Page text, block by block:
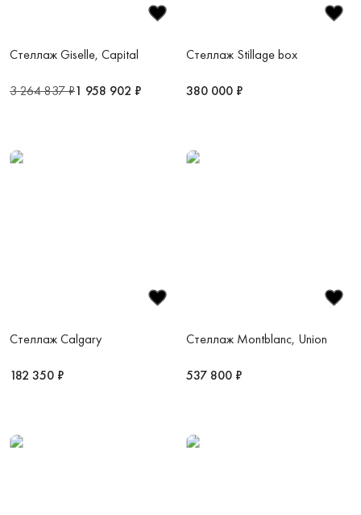
Стеллаж Giselle, Capital
3 264 837 ₽1 958 902 ₽
Стеллаж Stillage box
380 000 ₽
Стеллаж Calgary
182 350 ₽
Стеллаж Montblanc, Union
537 800 ₽